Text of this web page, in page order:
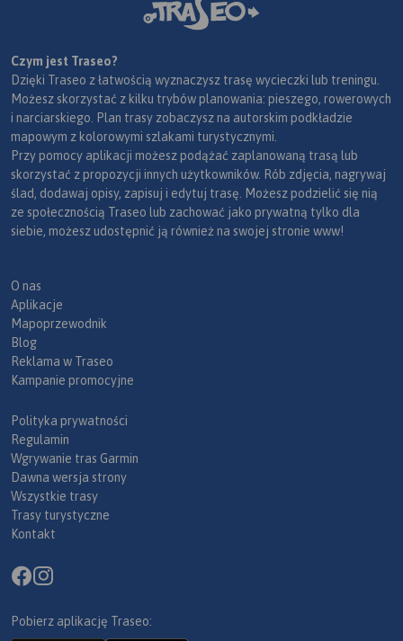
Czym jest Traseo?
Dzięki Traseo z łatwością wyznaczysz trasę wycieczki lub treningu.
Możesz skorzystać z kilku trybów planowania: pieszego, rowerowych
i narciarskiego. Plan trasy zobaczysz na autorskim podkładzie
mapowym z kolorowymi szlakami turystycznymi.
Przy pomocy aplikacji możesz podążać zaplanowaną trasą lub
skorzystać z propozycji innych użytkowników. Rób zdjęcia, nagrywaj
ślad, dodawaj opisy, zapisuj i edytuj trasę. Możesz podzielić się nią
ze społecznością Traseo lub zachować jako prywatną tylko dla
siebie, możesz udostępnić ją również na swojej stronie www!
O nas
Aplikacje
Mapoprzewodnik
Blog
Reklama w Traseo
Kampanie promocyjne
Polityka prywatności
Regulamin
Wgrywanie tras Garmin
Dawna wersja strony
Wszystkie trasy
Trasy turystyczne
Kontakt
Pobierz aplikację Traseo: